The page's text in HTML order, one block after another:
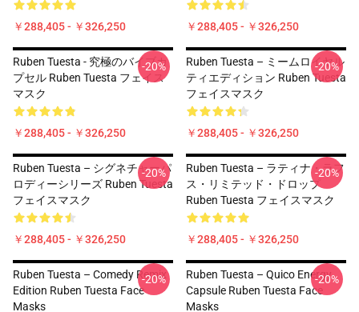
￥288,405 - ￥326,250 ￥288,405 - ￥326,250
Ruben Tuesta - 究極のバイブカ
プセル Ruben Tuesta フェイス
マスク
￥288,405 - ￥326,250
-20%
Ruben Tuesta – ミームロイヤル
ティエディション Ruben Tuesta
フェイスマスク
￥288,405 - ￥326,250
-20%
Ruben Tuesta – シグネチャーパ
ロディーシリーズ Ruben Tuesta
フェイスマスク
￥288,405 - ￥326,250
-20%
Ruben Tuesta – ラティナ・ラフ
ス・リミテッド・ドロップ
Ruben Tuesta フェイスマスク
￥288,405 - ￥326,250
-20%
Ruben Tuesta – Comedy Remix
Edition Ruben Tuesta Face
Masks
-20%
Ruben Tuesta – Quico Energy
Capsule Ruben Tuesta Face
Masks
-20%